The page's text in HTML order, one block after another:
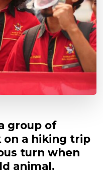
group of
a hiking trip
turn when
animal.